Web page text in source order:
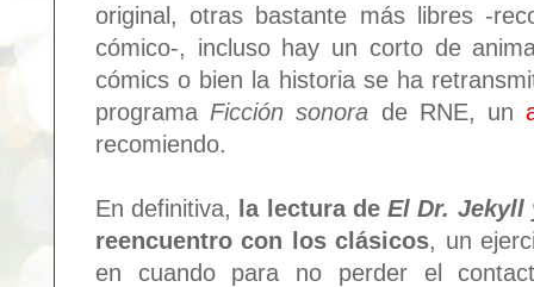
original, otras bastante más libres -
cómico-, incluso hay un corto de
cómics o bien la historia se ha
programa Ficción sonora de RNE, un
recomiendo.
En definitiva, la lectura deEl Dr. Jekyll
reencuentro con los clásicos, un
en cuando para no perder el